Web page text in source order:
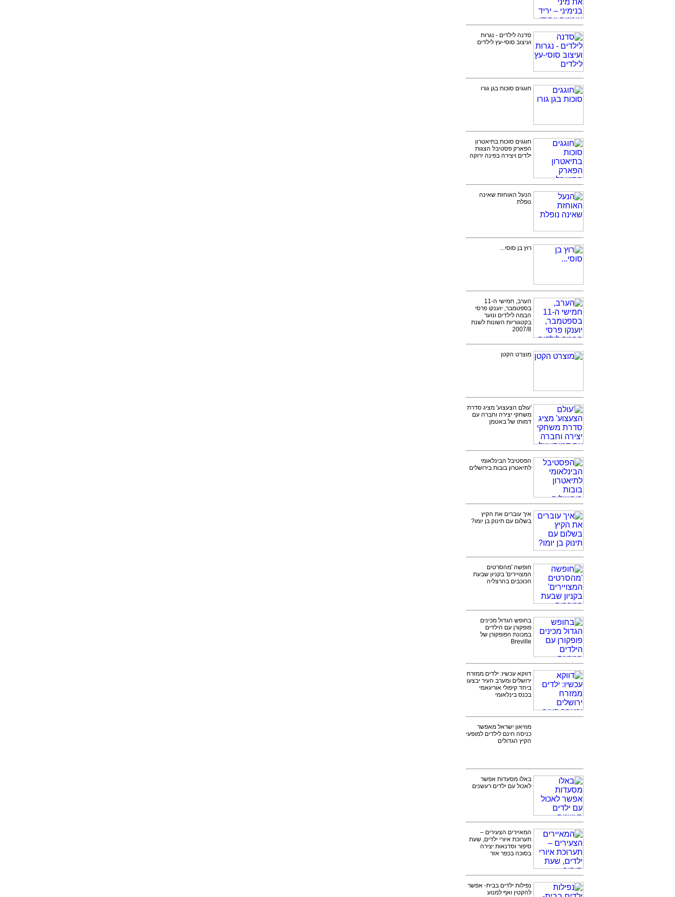
סדנה לילדים - נגרות
ועיצוב סוסי-עץ לילדים
חוגגים סוכות בגן גורו
חוגגים סוכות בתיאטרון
הפארק פסטיבל הצגות
ילדים ויצירה בפינה ירוקה
הנעל האוחזת שאינה
נופלת
רוץ בן סוסי...
הערב, חמישי ה-11
בספטמבר, יוענקו פרסי
הבמה לילדים ונוער
בקטגוריות השונות לשנת
2007/8
מוצרט הקטן
'עולם הצעצוע' מציג סדרת
משחקי יצירה וחברה עם
דמותו של באטמן
הפסטיבל הבינלאומי
לתיאטרון בובות בירושלים
איך עוברים את הקיץ
בשלום עם תינוק בן יומו?
חופשה 'מהסרטים
המצויירים' בקניון שבעת
הכוכבים בהרצליה
בחופש הגדול מכינים
פופקורן עם הילדים
במכונת הפופקורן של
Breville
דווקא עכשיו: ילדים ממזרח
ירושלים ומערב העיר יבצעו
ביחד קיפולי אוריגאמי
בכנס בינלאומי
מוזיאון ישראל מאפשר
כניסה חינם לילדים למופעי
הקיץ הגדולים
באלו מסעדות אפשר
לאכול עם ילדים רעשנים
המאיירים הצעירים –
תערוכת איורי ילדים, שעת
סיפור וסדנאות יצירה
בסוכה בכפר אזר
נפילות ילדים בבית- אפשר
להקטין ואף למנוע